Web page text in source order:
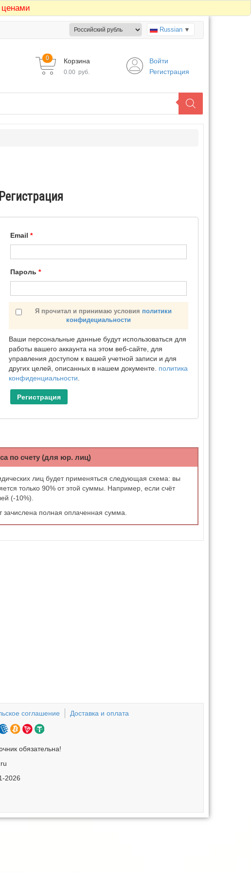
ценами
Russian ▼
Корзина
0
0.00 руб.
Войти
Регистрация
Регистрация
Email*
Пароль*
Я прочитал и принимаю условия политики
конфидециальности
Ваши персональные данные будут использоваться для
работы вашего аккаунта на этом веб-сайте, для
управления доступом к вашей учетной записи и для
других целей, описанных в нашем документе. политика
конфиденциальности
Регистрация
по счету (для юр. лиц)
лиц будет применяться следующая схема: вы
только 90% от этой суммы. Например, если счёт
(-10%).
полная оплаченная сумма.
соглашение Доставка и оплата
обязательна!
2026